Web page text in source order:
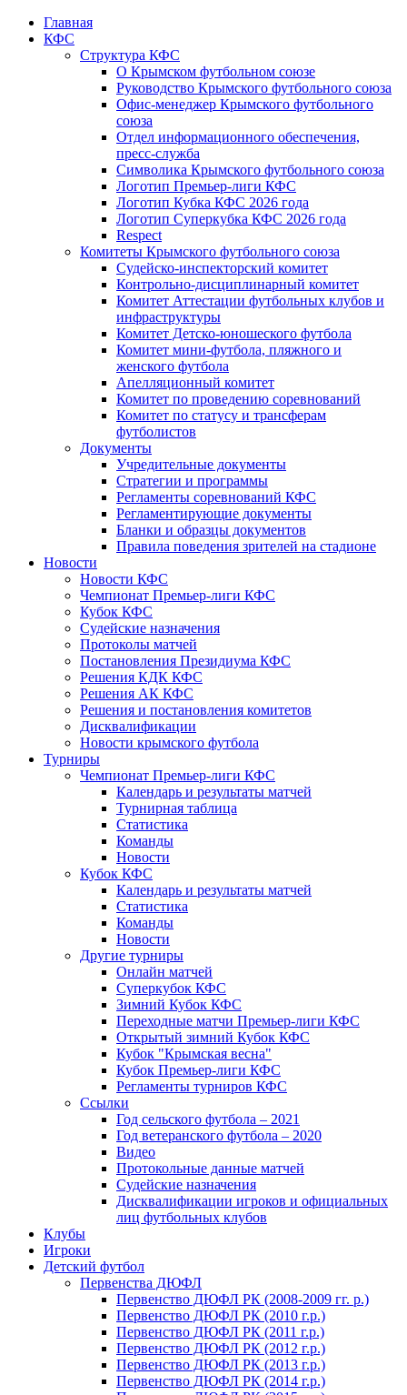
Главная
КФС
Структура КФС
О Крымском футбольном союзе
Руководство Крымского футбольного союза
Офис-менеджер Крымского футбольного
союза
Отдел информационного обеспечения,
пресс-служба
Символика Крымского футбольного союза
Логотип Премьер-лиги КФС
Логотип Кубка КФС 2026 года
Логотип Суперкубка КФС 2026 года
Respect
Комитеты Крымского футбольного союза
Судейско-инспекторский комитет
Контрольно-дисциплинарный комитет
Комитет Аттестации футбольных клубов и
инфраструктуры
Комитет Детско-юношеского футбола
Комитет мини-футбола, пляжного и
женского футбола
Апелляционный комитет
Комитет по проведению соревнований
Комитет по статусу и трансферам
футболистов
Документы
Учредительные документы
Стратегии и программы
Регламенты соревнований КФС
Регламентирующие документы
Бланки и образцы документов
Правила поведения зрителей на стадионе
Новости
Новости КФС
Чемпионат Премьер-лиги КФС
Кубок КФС
Судейские назначения
Протоколы матчей
Постановления Президиума КФС
Решения КДК КФС
Решения АК КФС
Решения и постановления комитетов
Дисквалификации
Новости крымского футбола
Турниры
Чемпионат Премьер-лиги КФС
Календарь и результаты матчей
Турнирная таблица
Статистика
Команды
Новости
Кубок КФС
Календарь и результаты матчей
Статистика
Команды
Новости
Другие турниры
Онлайн матчей
Суперкубок КФС
Зимний Кубок КФС
Переходные матчи Премьер-лиги КФС
Открытый зимний Кубок КФС
Кубок "Крымская весна"
Кубок Премьер-лиги КФС
Регламенты турниров КФС
Ссылки
Год сельского футбола – 2021
Год ветеранского футбола – 2020
Видео
Протокольные данные матчей
Судейские назначения
Дисквалификации игроков и официальных
лиц футбольных клубов
Клубы
Игроки
Детский футбол
Первенства ДЮФЛ
Первенство ДЮФЛ РК (2008-2009 гг. р.)
Первенство ДЮФЛ РК (2010 г.р.)
Первенство ДЮФЛ РК (2011 г.р.)
Первенство ДЮФЛ РК (2012 г.р.)
Первенство ДЮФЛ РК (2013 г.р.)
Первенство ДЮФЛ РК (2014 г.р.)